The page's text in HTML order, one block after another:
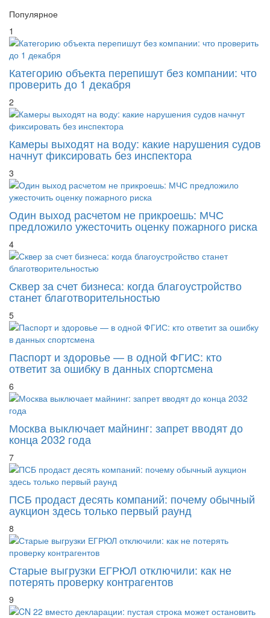
Популярное
1
Категорию объекта перепишут без компании: что
проверить до 1 декабря
2
Камеры выходят на воду: какие нарушения судов
начнут фиксировать без инспектора
3
Один выход расчетом не прикроешь: МЧС
предложило ужесточить оценку пожарного риска
4
Сквер за счет бизнеса: когда благоустройство
станет благотворительностью
5
Паспорт и здоровье — в одной ФГИС: кто
ответит за ошибку в данных спортсмена
6
Москва выключает майнинг: запрет вводят до
конца 2032 года
7
ПСБ продаст десять компаний: почему обычный
аукцион здесь только первый раунд
8
Старые выгрузки ЕГРЮЛ отключили: как не
потерять проверку контрагентов
9